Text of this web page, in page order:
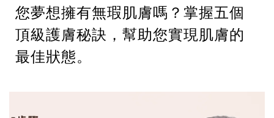
您夢想擁有無瑕肌膚嗎？掌握五個
頂級護膚秘訣，幫助您實現肌膚的
最佳狀態。